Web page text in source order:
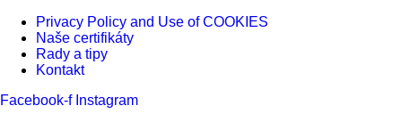
Privacy Policy and Use of COOKIES
Naše certifikáty
Rady a tipy
Kontakt
Facebook-f Instagram